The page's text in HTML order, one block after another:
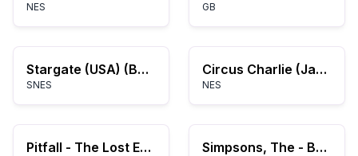
NES GB
Stargate (USA) (Beta)
SNES
Circus Charlie (Japan)
NES
Pitfall - The Lost Expedition (E)(Menace) Simpsons, The - Bartman Meets Radioactive Man (USA)